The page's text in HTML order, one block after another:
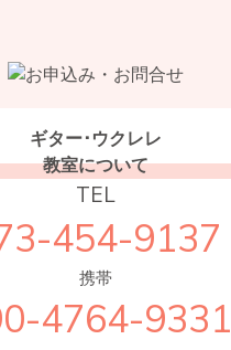
ギター･ウクレレ
教室について
TEL
454-9137
携帯
4764-9331